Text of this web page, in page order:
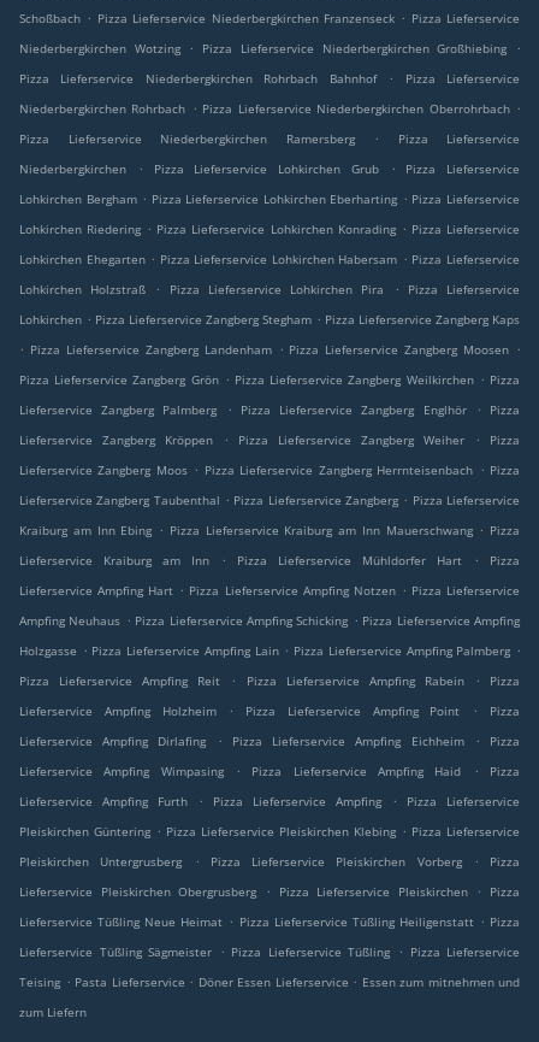
Schoßbach . Pizza Lieferservice Niederbergkirchen Franzenseck . Pizza Lieferservice
Niederbergkirchen Wotzing
. Pizza Lieferservice Niederbergkirchen Großhiebing
.
Pizza Lieferservice Niederbergkirchen Rohrbach Bahnhof
.
Pizza Lieferservice
Niederbergkirchen Rohrbach . Pizza Lieferservice Niederbergkirchen Oberrohrbach .
Pizza Lieferservice Niederbergkirchen Ramersberg
.
Pizza Lieferservice
Niederbergkirchen
. Pizza Lieferservice Lohkirchen Grub .
Pizza Lieferservice
Lohkirchen Bergham . Pizza Lieferservice Lohkirchen Eberharting . Pizza Lieferservice
Lohkirchen Riedering . Pizza Lieferservice Lohkirchen Konrading . Pizza Lieferservice
Lohkirchen Ehegarten . Pizza Lieferservice Lohkirchen Habersam . Pizza Lieferservice
Lohkirchen Holzstraß
. Pizza Lieferservice Lohkirchen Pira .
Pizza Lieferservice
Lohkirchen . Pizza Lieferservice Zangberg Stegham . Pizza Lieferservice Zangberg Kaps
. Pizza Lieferservice Zangberg Landenham . Pizza Lieferservice Zangberg Moosen .
Pizza Lieferservice Zangberg Grön . Pizza Lieferservice Zangberg Weilkirchen . Pizza
Lieferservice Zangberg Palmberg
. Pizza Lieferservice Zangberg Englhör .
Pizza
Lieferservice Zangberg Kröppen
. Pizza Lieferservice Zangberg Weiher .
Pizza
Lieferservice Zangberg Moos . Pizza Lieferservice Zangberg Herrnteisenbach . Pizza
Lieferservice Zangberg Taubenthal . Pizza Lieferservice Zangberg . Pizza Lieferservice
Kraiburg am Inn Ebing . Pizza Lieferservice Kraiburg am Inn Mauerschwang . Pizza
Lieferservice Kraiburg am Inn
. Pizza Lieferservice Mühldorfer Hart .
Pizza
Lieferservice Ampfing Hart . Pizza Lieferservice Ampfing Notzen . Pizza Lieferservice
Ampfing Neuhaus . Pizza Lieferservice Ampfing Schicking . Pizza Lieferservice Ampfing
Holzgasse . Pizza Lieferservice Ampfing Lain . Pizza Lieferservice Ampfing Palmberg .
Pizza Lieferservice Ampfing Reit
. Pizza Lieferservice Ampfing Rabein .
Pizza
Lieferservice Ampfing Holzheim
. Pizza Lieferservice Ampfing Point .
Pizza
Lieferservice Ampfing Dirlafing
. Pizza Lieferservice Ampfing Eichheim .
Pizza
Lieferservice Ampfing Wimpasing
. Pizza Lieferservice Ampfing Haid .
Pizza
Lieferservice Ampfing Furth
. Pizza Lieferservice Ampfing .
Pizza Lieferservice
Pleiskirchen Güntering . Pizza Lieferservice Pleiskirchen Klebing . Pizza Lieferservice
Pleiskirchen Untergrusberg
. Pizza Lieferservice Pleiskirchen Vorberg .
Pizza
Lieferservice Pleiskirchen Obergrusberg
. Pizza Lieferservice Pleiskirchen .
Pizza
Lieferservice Tüßling Neue Heimat . Pizza Lieferservice Tüßling Heiligenstatt . Pizza
Lieferservice Tüßling Sägmeister
. Pizza Lieferservice Tüßling . Pizza Lieferservice
Teising . Pasta Lieferservice . Döner Essen Lieferservice . Essen zum mitnehmen und
zum Liefern